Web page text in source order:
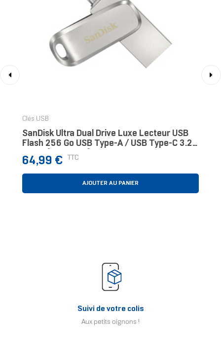
Clés USB
SanDisk Ultra Dual Drive Luxe Lecteur USB
Flash 256 Go USB Type-A / USB Type-C 3.2
Gen 1 (3.1 Gen 1) Acier Inoxydable
Prix
64,99 € TTC
AJOUTER AU PANIER
Suivi de votre colis
Aux petits oignons !